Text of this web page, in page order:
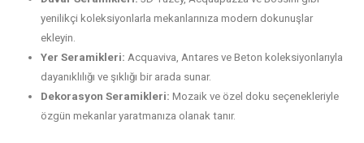
yenilikçi koleksiyonlarla mekanlarınıza modern dokunuşlar
ekleyin.
Yer Seramikleri: Acquaviva, Antares ve Beton koleksiyonlarıyla
dayanıklılığı ve şıklığı bir arada sunar.
Dekorasyon Seramikleri: Mozaik ve özel doku seçenekleriyle
özgün mekanlar yaratmanıza olanak tanır.